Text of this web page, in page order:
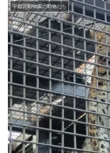
宇都宮動物園の動物たち